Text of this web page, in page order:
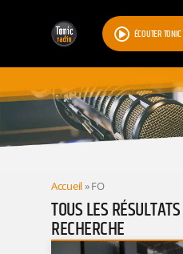
ÉCOUTER
Accueil»FO
TOUS LES
RECHERCHE